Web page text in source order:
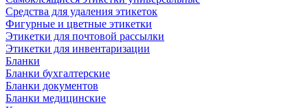
Средства для удаления этикеток
Фигурные и цветные этикетки
Этикетки для почтовой рассылки
Этикетки для инвентаризации
Бланки
Бланки бухгалтерские
Бланки документов
Бланки медицинские